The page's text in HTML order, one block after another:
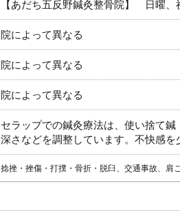
【あだち五反野鍼灸整骨院】 日曜、
院によって異なる
院によって異なる
院によって異なる
セラップでの鍼灸療法は、使い捨て
深さなどを調整しています。不快感
捻挫・挫傷・打撲・骨折・脱臼、交通事故、肩